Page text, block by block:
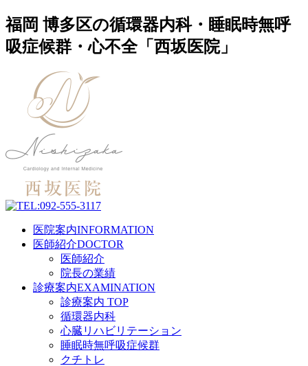
福岡 博多区の循環器内科・睡眠時無呼
吸症候群・心不全「西坂医院」
医院案内INFORMATION
医師紹介DOCTOR
医師紹介
院長の業績
診療案内EXAMINATION
診療案内 TOP
循環器内科
心臓リハビリテーション
睡眠時無呼吸症候群
クチトレ